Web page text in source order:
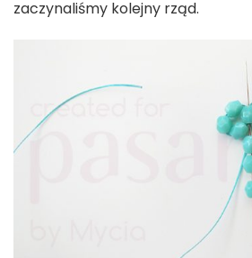
zaczynaliśmy kolejny rząd.